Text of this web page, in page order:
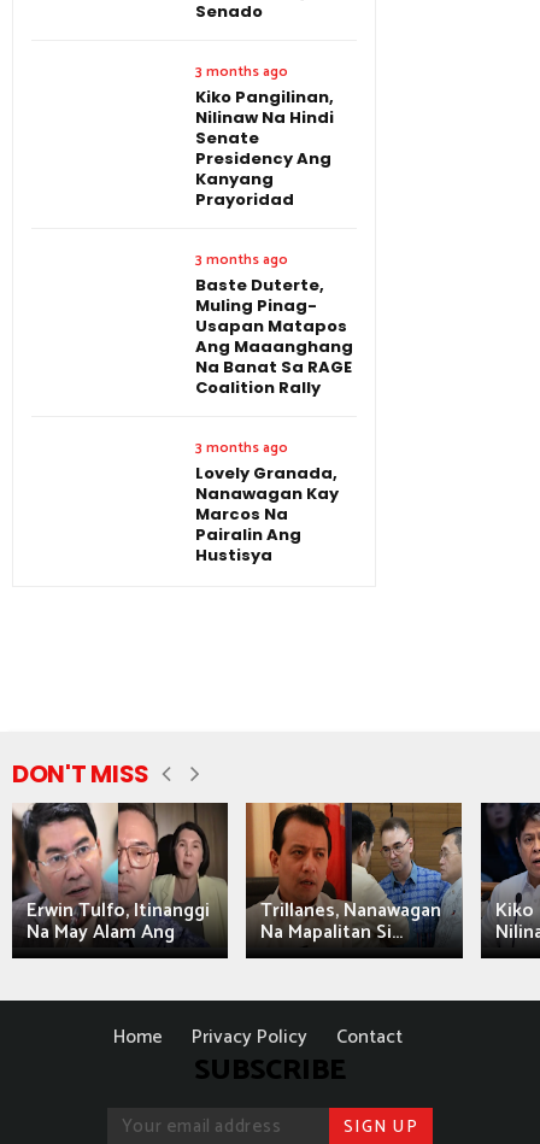
Senado
3 months ago
Kiko Pangilinan,
Nilinaw Na Hindi
Senate
Presidency Ang
Kanyang
Prayoridad
3 months ago
Baste Duterte,
Muling Pinag-
Usapan Matapos
Ang Maaanghang
Na Banat Sa RAGE
Coalition Rally
3 months ago
Lovely Granada,
Nanawagan Kay
Marcos Na
Pairalin Ang
Hustisya
DON'T MISS
Erwin Tulfo, Itinanggi
Na May Alam Ang
Trillanes, Nanawagan
Na Mapalitan Si...
Kiko
Home Privacy Policy Contact
SUBSCRIBE